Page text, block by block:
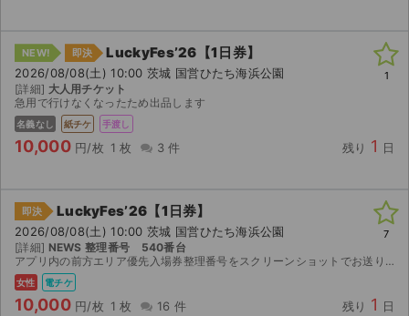
チケットジャムの取り組み
音楽情報
NEW! 即決 LuckyFes’26【1日券】
2026/08/08(土) 10:00 茨城 国営ひたち海浜公園
[詳細] 大人用チケット
急用で行けなくなったため出品します
名義なし 紙チケ 手渡し
10,000 円/枚 1 枚 3 件 残り 1 日
1
即決 LuckyFes’26【1日券】
2026/08/08(土) 10:00 茨城 国営ひたち海浜公園
[詳細] NEWS 整理番号 540番台
アプリ内の前方エリア優先入場券整理番号をスクリーンショットでお送りいたします。 その他何かご希望がありましたら購入前にコメントください。購入後のご要望はお受けできません。分配でのお譲りは不可と...
女性 電チケ
10,000 円/枚 1 枚 16 件 残り 1 日
7